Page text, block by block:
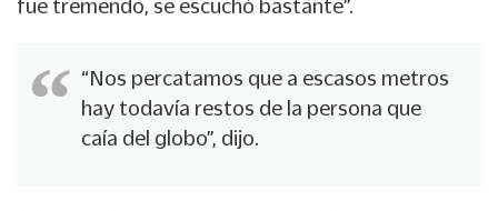
fue tremendo, se escuchó bastante”.
“Nos percatamos que a escasos metros
hay todavía restos de la persona que
caía del globo”, dijo.